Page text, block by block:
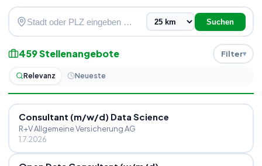
Suchen
459Stellenangebote
Relevanz Neueste
Filter
Consultant (m/w/d) Data Science
R+V Allgemeine Versicherung AG
1.7.2026